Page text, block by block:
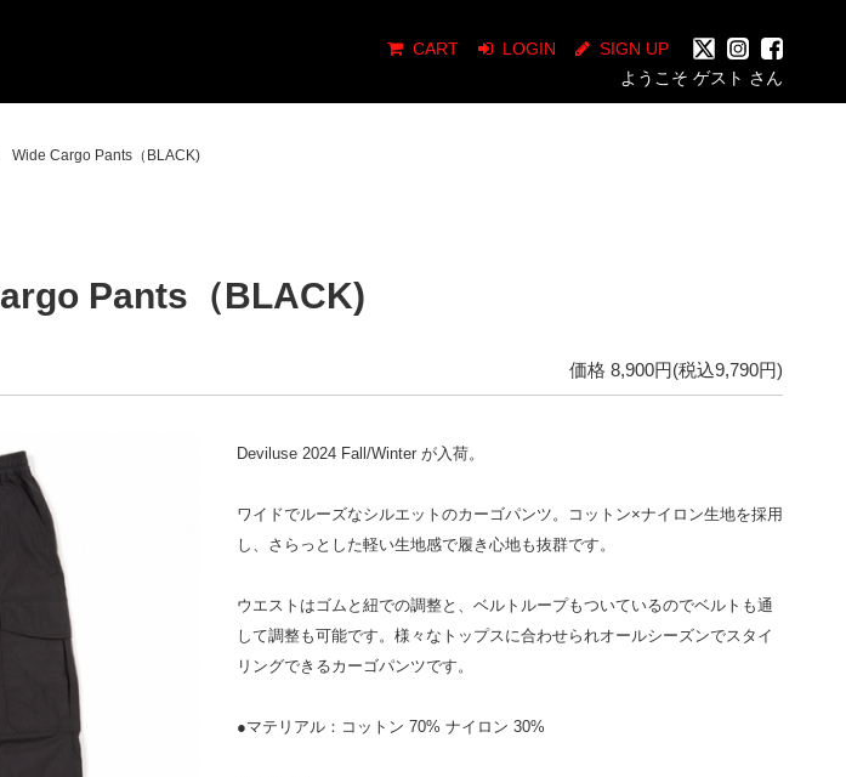
SIGN UP
LOGIN
CART
ようこそ ゲスト さん
Cargo Pants（BLACK)
Pants（BLACK)
価格 8,900円(税込9,790円)
Deviluse 2024 Fall/Winter が入荷。
ワイドでルーズなシルエットのカーゴパンツ。
コットン×ナイロン生地を採用
し、 さらっとした軽い生地感で履き心地も抜群です。
ウエストはゴムと紐での調整と、 ベルトループもついているのでベルトも通
して調整も可能です。 様々なトップスに合わせられオールシーズンでスタイ
リングできるカーゴパンツです。
●マテリアル：コットン 70% ナイロン 30%